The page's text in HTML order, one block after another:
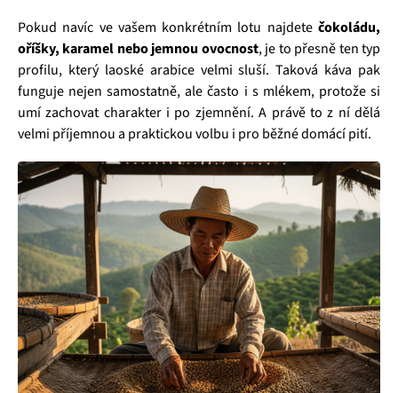
Pokud navíc ve vašem konkrétním lotu najdete čokoládu,
oříšky, karamel nebo jemnou ovocnost, je to přesně ten typ
profilu, který laoské arabice velmi sluší. Taková káva pak
funguje nejen samostatně, ale často i s mlékem, protože si
umí zachovat charakter i po zjemnění. A právě to z ní dělá
velmi příjemnou a praktickou volbu i pro běžné domácí pití.